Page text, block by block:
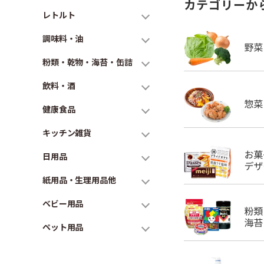
レトルト
調味料・油
粉類・乾物・海苔・缶詰
飲料・酒
健康食品
キッチン雑貨
日用品
紙用品・生理用品他
ベビー用品
ペット用品
カテゴリーか